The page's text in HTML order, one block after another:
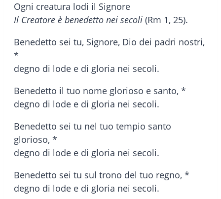
Ogni creatura lodi il Signore
Il Creatore è benedetto nei secoli (Rm 1, 25).
Benedetto sei tu, Signore, Dio dei padri nostri,
*
degno di lode e di gloria nei secoli.
Benedetto il tuo nome glorioso e santo, *
degno di lode e di gloria nei secoli.
Benedetto sei tu nel tuo tempio santo
glorioso, *
degno di lode e di gloria nei secoli.
Benedetto sei tu sul trono del tuo regno, *
degno di lode e di gloria nei secoli.